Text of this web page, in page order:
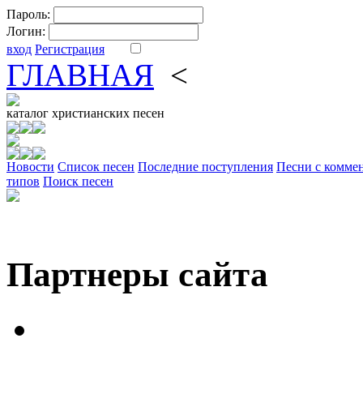
Пароль:
Логин:
вход Регистрация
ГЛАВНАЯ <
каталог христианских песен
Новости Cписок песен Последние поступления Песни с
типов Поиск песен
Партнеры сайта